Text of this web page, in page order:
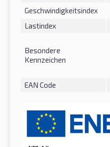
Geschwindigkeitsindex
Lastindex
Besondere
Kennzeichen
EAN Code